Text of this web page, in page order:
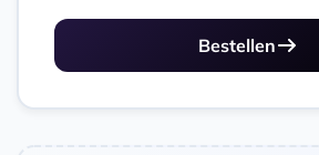
Bestellen